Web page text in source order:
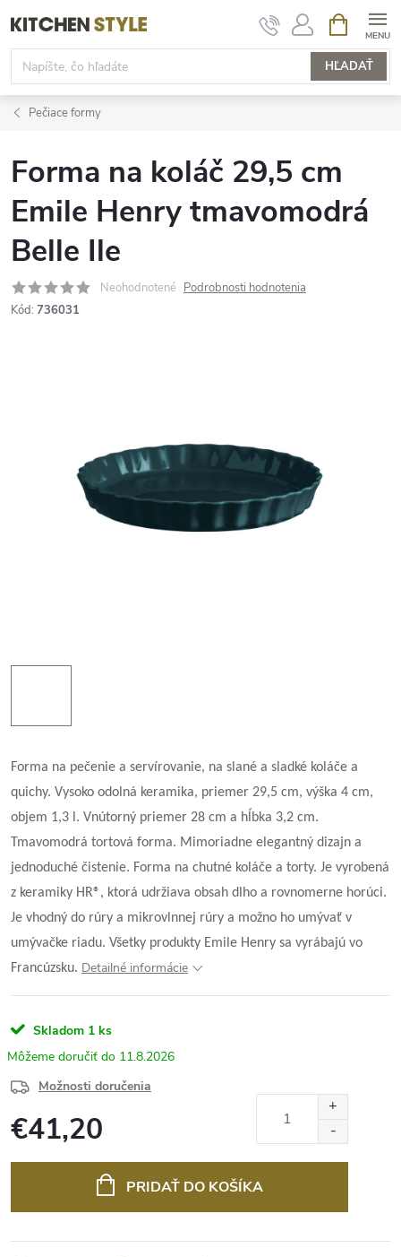
na
obsah
HĽADAŤ
KOŠÍK
Pečiace formy
Forma na koláč 29,5 cm
Emile Henry tmavomodrá
Belle Ile
Neohodnotené Podrobnosti hodnotenia
Kód: 736031
Forma na pečenie a servírovanie, na slané a sladké koláče a
quichy. Vysoko odolná keramika, priemer 29,5 cm, výška 4 cm,
objem 1,3 l. Vnútorný priemer 28 cm a hĺbka 3,2 cm.
Tmavomodrá tortová forma. Mimoriadne elegantný dizajn a
jednoduché čistenie. Forma na chutné koláče a torty. Je vyrobená
z keramiky HR®, ktorá udržiava obsah dlho a rovnomerne horúci.
Je vhodný do rúry a mikrovlnnej rúry a možno ho umývať v
umývačke riadu. Všetky produkty Emile Henry sa vyrábajú vo
Francúzsku. Detailné informácie
Skladom 1 ks
11.8.2026
Možnosti doručenia
€41,20
PRIDAŤ DO KOŠÍKA